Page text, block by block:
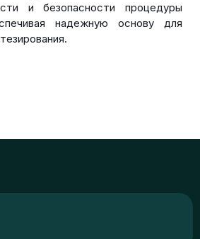
и безопасности процедуры
надежную основу для